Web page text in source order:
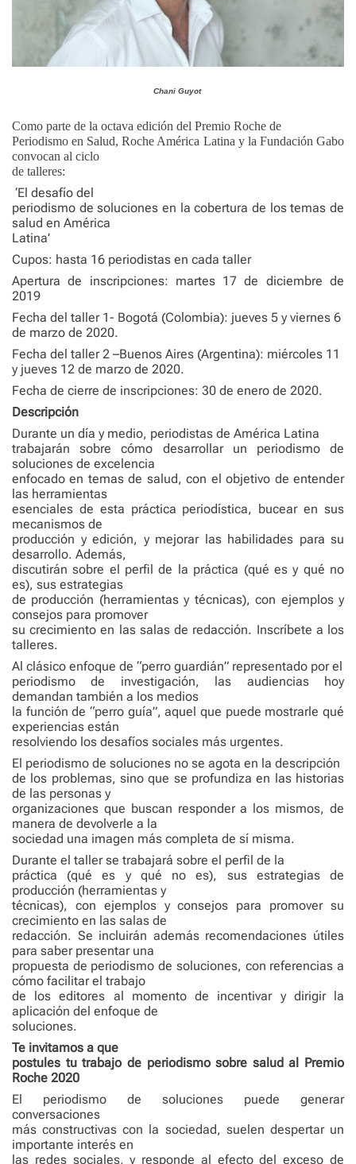
Chani Guyot
Como parte de la octava edición del Premio Roche de
Periodismo en Salud, Roche América Latina y la Fundación Gabo
convocan al ciclo
de talleres:
‘El desafío del
periodismo de soluciones en la cobertura de los temas de
salud en América
Latina’
Cupos: hasta 16 periodistas en cada taller
Apertura de inscripciones: martes 17 de diciembre de
2019
Fecha del taller 1- Bogotá (Colombia): jueves 5 y viernes 6
de marzo de 2020.
Fecha del taller 2 –Buenos Aires (Argentina): miércoles 11
y jueves 12 de marzo de 2020.
Fecha de cierre de inscripciones: 30 de enero de 2020.
Descripción
Durante un día y medio, periodistas de América Latina
trabajarán sobre cómo desarrollar un periodismo de
soluciones de excelencia
enfocado en temas de salud, con el objetivo de entender
las herramientas
esenciales de esta práctica periodística, bucear en sus
mecanismos de
producción y edición, y mejorar las habilidades para su
desarrollo. Además,
discutirán sobre el perfil de la práctica (qué es y qué no
es), sus estrategias
de producción (herramientas y técnicas), con ejemplos y
consejos para promover
su crecimiento en las salas de redacción. Inscríbete a los
talleres.
Al clásico enfoque de “perro guardián” representado por el
periodismo de investigación, las audiencias hoy
demandan también a los medios
la función de “perro guía”, aquel que puede mostrarle qué
experiencias están
resolviendo los desafíos sociales más urgentes.
El periodismo de soluciones no se agota en la descripción
de los problemas, sino que se profundiza en las historias
de las personas y
organizaciones que buscan responder a los mismos, de
manera de devolverle a la
sociedad una imagen más completa de sí misma.
Durante el taller se trabajará sobre el perfil de la
práctica (qué es y qué no es), sus estrategias de
producción (herramientas y
técnicas), con ejemplos y consejos para promover su
crecimiento en las salas de
redacción. Se incluirán además recomendaciones útiles
para saber presentar una
propuesta de periodismo de soluciones, con referencias a
cómo facilitar el trabajo
de los editores al momento de incentivar y dirigir la
aplicación del enfoque de
soluciones.
Te invitamos a que
postules tu trabajo de periodismo sobre salud al Premio
Roche 2020
El periodismo de soluciones puede generar
conversaciones
más constructivas con la sociedad, suelen despertar un
importante interés en
las redes sociales, y responde al efecto del exceso de